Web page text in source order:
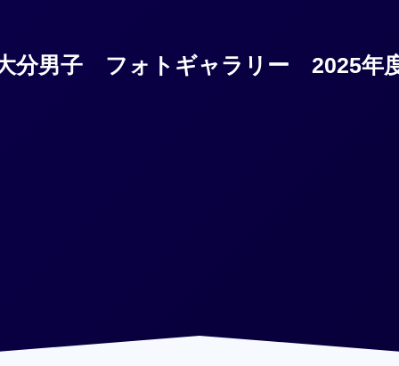
分男子 フォトギャラリー 2025年